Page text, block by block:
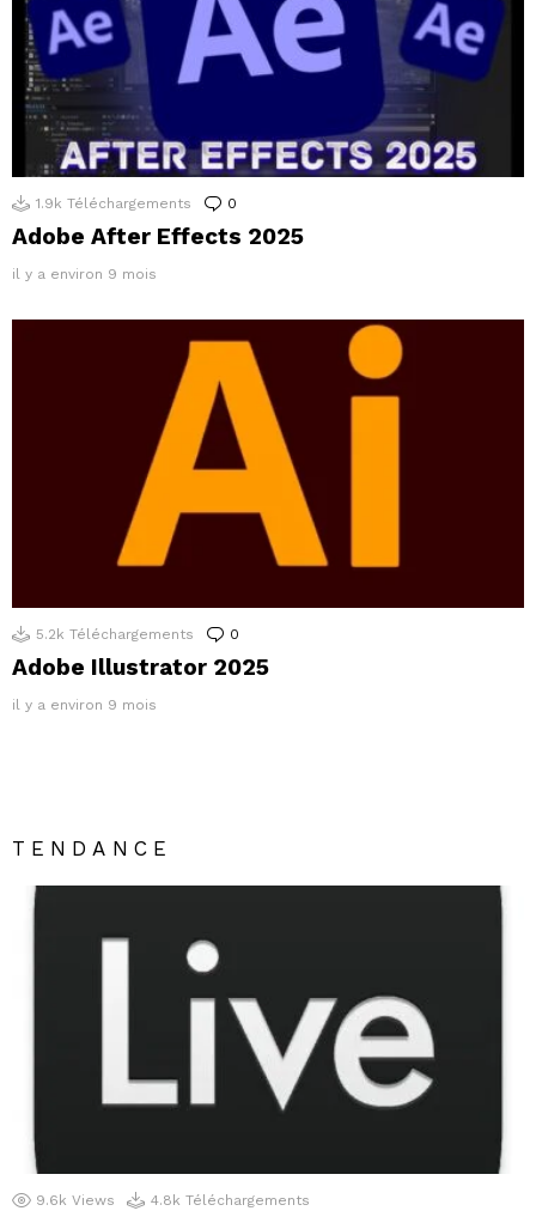
1.9k Téléchargements 0
Adobe After Effects 2025
il y a environ 9 mois
5.2k Téléchargements 0
Adobe Illustrator 2025
il y a environ 9 mois
TENDANCE
9.6k Views 4.8k Téléchargements